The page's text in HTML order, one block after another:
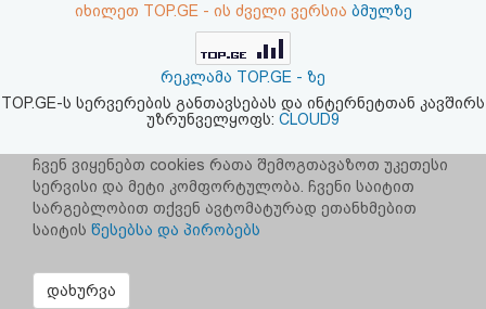
პასუხისმგებლობის
უარყოფა
იხილეთ TOP.GE - ის ძველი ვერსია ბმულზე
რეკლამა TOP.GE - ზე
TOP.GE-ს სერვერების განთავსებას და ინტერნეტთან კავშირს
უზრუნველყოფს: CLOUD9
ჩვენ ვიყენებთ cookies რათა შემოგთავაზოთ უკეთესი
სერვისი და მეტი კომფორტულობა. ჩვენი საიტით
სარგებლობით თქვენ ავტომატურად ეთანხმებით
საიტის წესებსა და პირობებს
დახურვა